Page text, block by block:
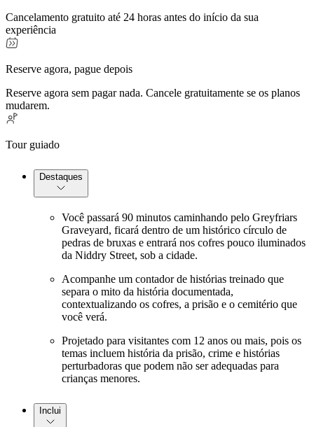
Cancelamento gratuito até 24 horas antes do início da sua
experiência
Reserve agora, pague depois
Reserve agora sem pagar nada. Cancele gratuitamente se os planos
mudarem.
Tour guiado
Destaques
Você passará 90 minutos caminhando pelo Greyfriars
Graveyard, ficará dentro de um histórico círculo de
pedras de bruxas e entrará nos cofres pouco iluminados
da Niddry Street, sob a cidade.
Acompanhe um contador de histórias treinado que
separa o mito da história documentada,
contextualizando os cofres, a prisão e o cemitério que
você verá.
Projetado para visitantes com 12 anos ou mais, pois os
temas incluem história da prisão, crime e histórias
perturbadoras que podem não ser adequadas para
crianças menores.
Inclui